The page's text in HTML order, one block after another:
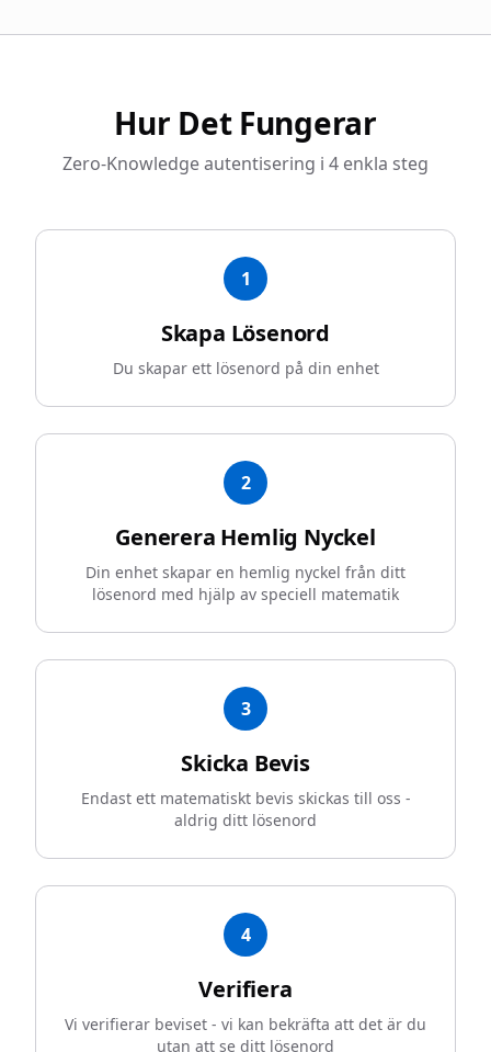
Hur Det Fungerar
Zero-Knowledge autentisering i 4 enkla steg
1
Skapa Lösenord
Du skapar ett lösenord på din enhet
2
Generera Hemlig Nyckel
Din enhet skapar en hemlig nyckel från ditt
lösenord med hjälp av speciell matematik
3
Skicka Bevis
Endast ett matematiskt bevis skickas till oss -
aldrig ditt lösenord
4
Verifiera
Vi verifierar beviset - vi kan bekräfta att det är du
utan att se ditt lösenord